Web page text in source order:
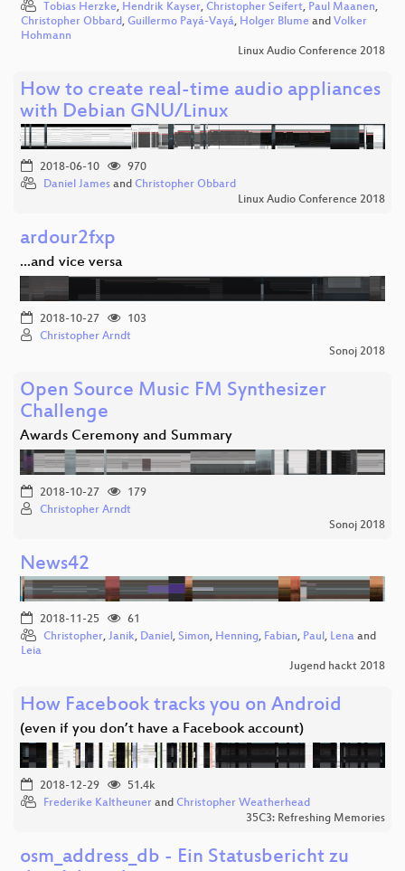
Tobias Herzke, Hendrik Kayser, Christopher Seifert, Paul Maanen,
Christopher Obbard, Guillermo Payá-Vayá, Holger Blume and Volker
Hohmann
Linux Audio Conference 2018
How to create real-time audio appliances
with Debian GNU/Linux
2018-06-10
970
Daniel James and Christopher Obbard
Linux Audio Conference 2018
ardour2fxp
...and vice versa
2018-10-27
103
Christopher Arndt
Sonoj 2018
Open Source Music FM Synthesizer
Challenge
Awards Ceremony and Summary
2018-10-27
179
Christopher Arndt
Sonoj 2018
News42
2018-11-25
61
Christopher, Janik, Daniel, Simon, Henning, Fabian, Paul, Lena and
Leia
Jugend hackt 2018
How Facebook tracks you on Android
(even if you don’t have a Facebook account)
2018-12-29
51.4k
Frederike Kaltheuner and Christopher Weatherhead
35C3: Refreshing Memories
osm_address_db - Ein Statusbericht zu